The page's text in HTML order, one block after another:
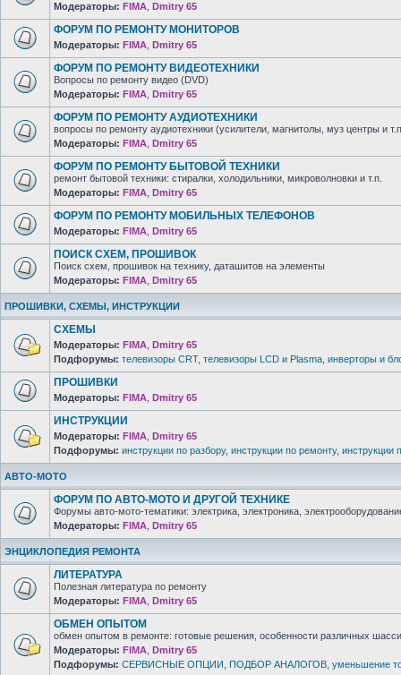
Модераторы: FIMA Dmitry 65
ФОРУМ ПО РЕМОНТУ МОНИТОРОВ
Модераторы: FIMA Dmitry 65
ФОРУМ ПО РЕМОНТУ ВИДЕОТЕХНИКИ
Вопросы по ремонту видео (DVD)
Модераторы: FIMA Dmitry 65
ФОРУМ ПО РЕМОНТУ АУДИОТЕХНИКИ
вопросы по ремонту аудиотехники (усилители, магнитолы, муз центры и
Модераторы: FIMA Dmitry 65
ФОРУМ ПО РЕМОНТУ БЫТОВОЙ ТЕХНИКИ
ремонт бытовой техники: стиралки, холодильники, микроволновки и т.п.
Модераторы: FIMA Dmitry 65
ФОРУМ ПО РЕМОНТУ МОБИЛЬНЫХ ТЕЛЕФОНОВ
Модераторы: FIMA Dmitry 65
ПОИСК СХЕМ, ПРОШИВОК
Поиск схем, прошивок на технику, даташитов на элементы
Модераторы: FIMA Dmitry 65
ПРОШИВКИ, СХЕМЫ, ИНСТРУКЦИИ
СХЕМЫ
Модераторы: FIMA Dmitry 65
Подфорумы: телевизоры CRT, телевизоры LCD и Plasma инверторы и
ПРОШИВКИ
Модераторы: FIMA Dmitry 65
ИНСТРУКЦИИ
Модераторы: FIMA Dmitry 65
Подфорумы: инструкции по разбору, инструкции по ремонту, инструкции
АВТО-МОТО
ФОРУМ ПО АВТО-МОТО И ДРУГОЙ ТЕХНИКЕ
Форумы авто-мото-тематики: электрика, электроника,
Модераторы: FIMA Dmitry 65
ЭНЦИКЛОПЕДИЯ РЕМОНТА
ЛИТЕРАТУРА
Полезная литература по ремонту
Модераторы: FIMA Dmitry 65
ОБМЕН ОПЫТОМ
обмен опытом в ремонте: готовые решения, особенности различных
Модераторы: FIMA Dmitry 65
Подфорумы: СЕРВИСНЫЕ ОПЦИИ ПОДБОР АНАЛОГОВ уменьшение